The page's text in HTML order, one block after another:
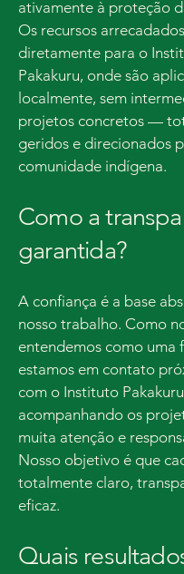
ativamente à proteção
Os recursos
diretamente para o
Pakakuru, onde são
localmente, sem
projetos concretos —
geridos e direcionados
comunidade indígena.
Como a
garantida?
A confiança é a base
nosso trabalho. Como
entendemos como uma
estamos em contato
com o Instituto
acompanhando os
muita atenção e
Nosso objetivo é que
totalmente claro,
eficaz.
Quais